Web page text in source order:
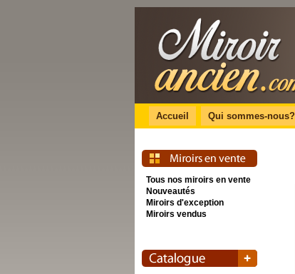
Accueil Qui sommes-nous?
Tous nos miroirs en vente
Nouveautés
Miroirs d'exception
Miroirs vendus